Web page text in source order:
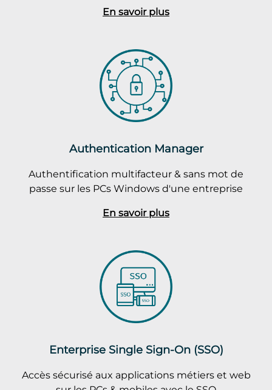
En savoir plus
Authentication Manager
Authentification multifacteur & sans mot de
passe sur les PCs Windows d'une entreprise
En savoir plus
Enterprise Single Sign-On (SSO)
Accès sécurisé aux applications métiers et web